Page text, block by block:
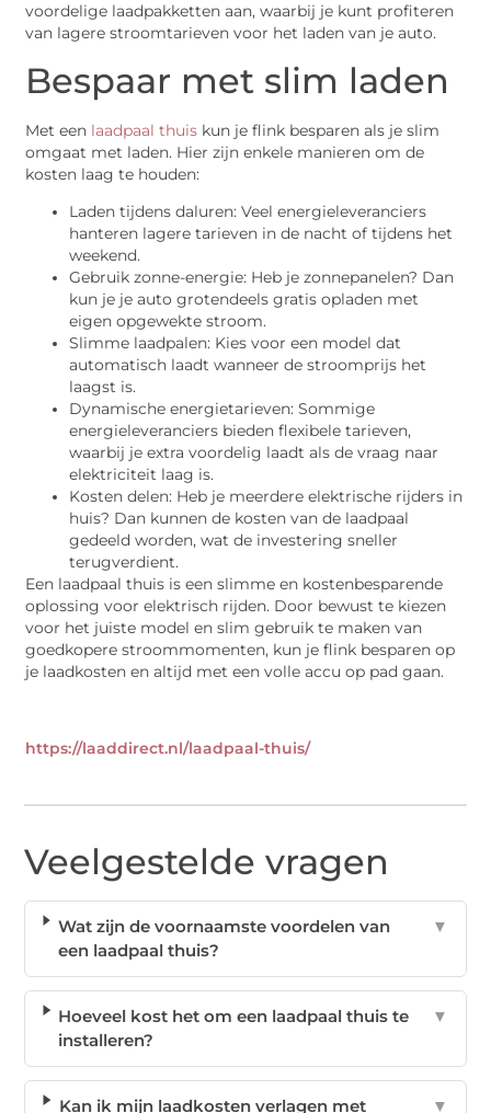
voordelige laadpakketten aan, waarbij je kunt profiteren
van lagere stroomtarieven voor het laden van je auto.
Bespaar met slim laden
Met een laadpaal thuis kun je flink besparen als je slim
omgaat met laden. Hier zijn enkele manieren om de
kosten laag te houden:
Laden tijdens daluren: Veel energieleveranciers
hanteren lagere tarieven in de nacht of tijdens het
weekend.
Gebruik zonne-energie: Heb je zonnepanelen? Dan
kun je je auto grotendeels gratis opladen met
eigen opgewekte stroom.
Slimme laadpalen: Kies voor een model dat
automatisch laadt wanneer de stroomprijs het
laagst is.
Dynamische energietarieven: Sommige
energieleveranciers bieden flexibele tarieven,
waarbij je extra voordelig laadt als de vraag naar
elektriciteit laag is.
Kosten delen: Heb je meerdere elektrische rijders in
huis? Dan kunnen de kosten van de laadpaal
gedeeld worden, wat de investering sneller
terugverdient.
Een laadpaal thuis is een slimme en kostenbesparende
oplossing voor elektrisch rijden. Door bewust te kiezen
voor het juiste model en slim gebruik te maken van
goedkopere stroommomenten, kun je flink besparen op
je laadkosten en altijd met een volle accu op pad gaan.
https://laaddirect.nl/laadpaal-thuis/
Veelgestelde vragen
Wat zijn de voornaamste voordelen van
een laadpaal thuis?
▼
Hoeveel kost het om een laadpaal thuis te
installeren?
▼
Kan ik mijn laadkosten verlagen met ▼